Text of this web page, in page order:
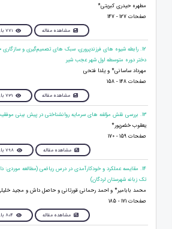
مطهره حیدری کبریتی*
صفحات 127 - 147
مشاهده مقاله 771 بازدید
12. رابطه شیوه های فرزندپروری، سبک های تصمیم‌گیری و سازگاری
دختر دوره متوسطه اول شهر عجب شیر
مهرداد ساسانی* و یلدا فتحی
صفحات 148 - 158
مشاهده مقاله 731 بازدید
13. بررسی نقش مؤلفه های سرمایه روانشناختی در پیش بینی موفقیت تحصیلی
یعقوب خضرپور*
صفحات 159 - 170
مشاهده مقاله 798 بازدید
14. مقایسه عملکرد و خودکارآمدی در درس ریاضی (مطالعه موردی:
تک زبانه شهرستان لردگان)
محمد بابامیر* و احمد رحمانی قورتانی و حاصل داش و مجید
صفحات 171 - 185
مشاهده مقاله 804 بازدید